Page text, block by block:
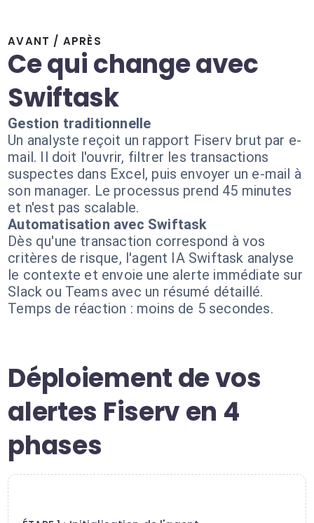
AVANT / APRÈS
Ce qui change avec
Swiftask
Gestion traditionnelle
Un analyste reçoit un rapport Fiserv brut par e-
mail. Il doit l'ouvrir, filtrer les transactions
suspectes dans Excel, puis envoyer un e-mail à
son manager. Le processus prend 45 minutes
et n'est pas scalable.
Automatisation avec Swiftask
Dès qu'une transaction correspond à vos
critères de risque, l'agent IA Swiftask analyse
le contexte et envoie une alerte immédiate sur
Slack ou Teams avec un résumé détaillé.
Temps de réaction : moins de 5 secondes.
Déploiement de vos
alertes Fiserv en 4
phases